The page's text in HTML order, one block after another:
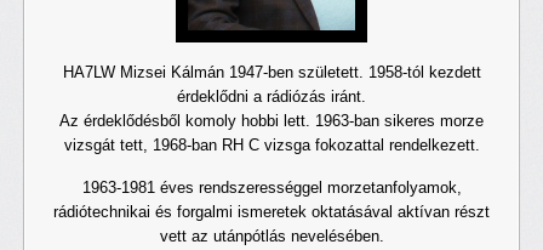
HA7LW Mizsei Kálmán 1947-ben született. 1958-tól kezdett
érdeklődni a rádiózás iránt.
Az érdeklődésből komoly hobbi lett. 1963-ban sikeres morze
vizsgát tett, 1968-ban RH C vizsga fokozattal rendelkezett.
1963-1981 éves rendszerességgel morzetanfolyamok,
rádiótechnikai és forgalmi ismeretek oktatásával aktívan részt
vett az utánpótlás nevelésében.